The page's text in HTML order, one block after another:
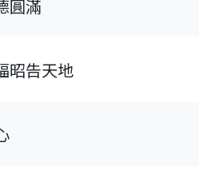
圓滿
昭告天地